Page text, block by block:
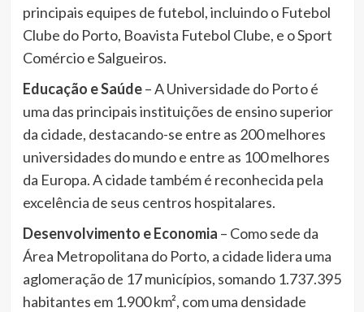
principais equipes de futebol, incluindo o Futebol
Clube do Porto, Boavista Futebol Clube, e o Sport
Comércio e Salgueiros.
Educação e Saúde– A Universidade do Porto é
uma das principais instituições de ensino superior
da cidade, destacando-se entre as 200 melhores
universidades do mundo e entre as 100 melhores
da Europa. A cidade também é reconhecida pela
excelência de seus centros hospitalares.
Desenvolvimento e Economia – Como sede da
Área Metropolitana do Porto, a cidade lidera uma
aglomeração de 17 municípios, somando 1.737.395
habitantes em 1.900 km², com uma densidade